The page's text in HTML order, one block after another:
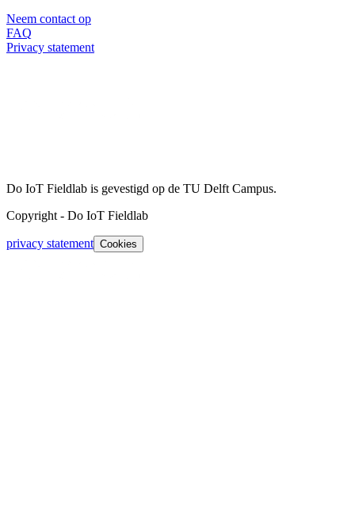
Neem contact op
FAQ
Privacy statement
Do IoT Fieldlab is gevestigd op de TU Delft Campus.
Copyright - Do IoT Fieldlab
privacy statement Cookies